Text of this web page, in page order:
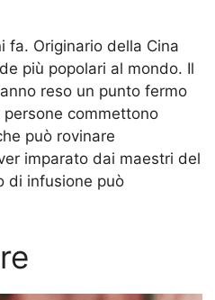
fa. Originario della Cina
più popolari al mondo. Il
reso un punto fermo
commettono
può rovinare
imparato dai maestri del
di infusione può